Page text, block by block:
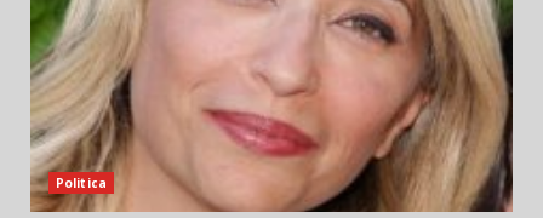
Politica